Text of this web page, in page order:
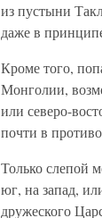
из пустыни
даже в
Кроме того,
Монголии,
или северо-
почти в
Только слепой
юг, на запад,
дружеского